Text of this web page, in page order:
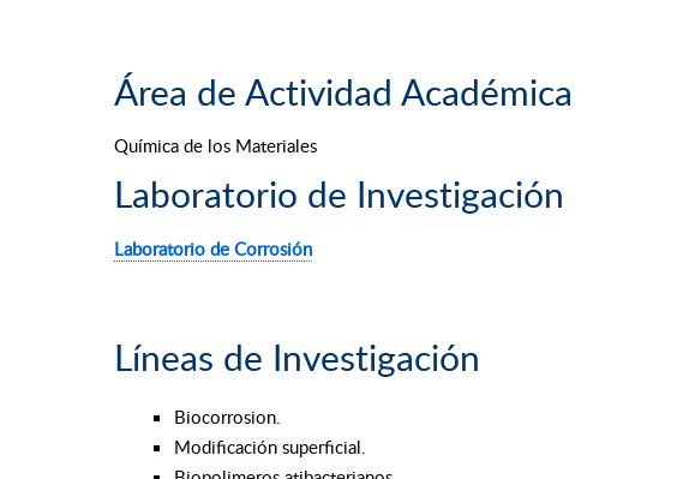
Área de Actividad Académica
Química de los Materiales
Laboratorio de Investigación
Laboratorio de Corrosión
Líneas de Investigación
Biocorrosion.
Modificación superficial.